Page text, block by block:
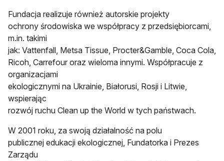
Fundacja realizuje również autorskie projekty
ochrony środowiska we współpracy z przedsiębiorcami,
m.in. takimi
jak: Vattenfall, Metsa Tissue, Procter&Gamble, Coca Cola,
Ricoh, Carrefour oraz wieloma innymi. Współpracuje z
organizacjami
ekologicznymi na Ukrainie, Białorusi, Rosji i Litwie,
wspierając
rozwój ruchu Clean up the World w tych państwach.
W 2001 roku, za swoją działalność na polu
publicznej edukacji ekologicznej, Fundatorka i Prezes
Zarządu